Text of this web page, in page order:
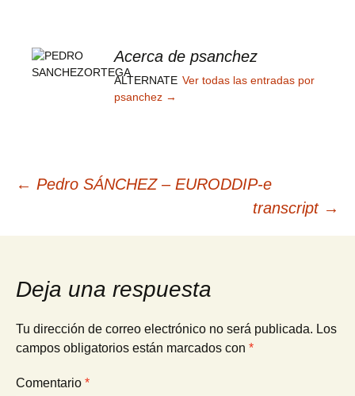
Acerca de psanchez
ALTERNATE Ver todas las entradas por
psanchez →
Navegación
de
entradas
← Pedro SÁNCHEZ – EURODDIP-e
transcript →
Deja una respuesta
Tu dirección de correo electrónico no será publicada. Los
campos obligatorios están marcados con *
Comentario *